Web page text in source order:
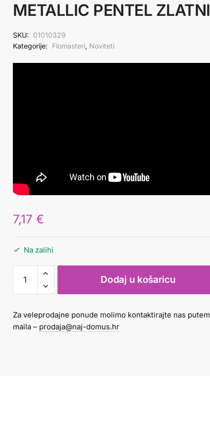
METALLIC PENTEL ZLATNI
SKU:
01010329
Kategorije:
Flomasteri, Noviteti
7,17 €
Na zalihi
FLOMASTER-
KIST
DUAL
PENTEL
ZLATNI
Dodaj u košaricu
Za veleprodajne ponude molimo kontaktirajte nas putem
maila – prodaja@naj-domus.hr